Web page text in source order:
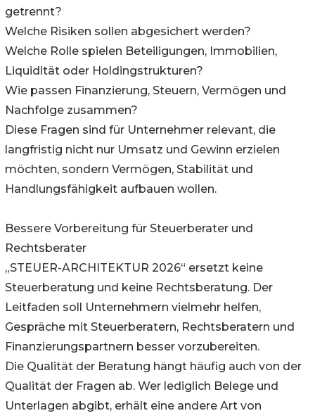
getrennt?
Welche Risiken sollen abgesichert werden?
Welche Rolle spielen Beteiligungen, Immobilien,
Liquidität oder Holdingstrukturen?
Wie passen Finanzierung, Steuern, Vermögen und
Nachfolge zusammen?
Diese Fragen sind für Unternehmer relevant, die
langfristig nicht nur Umsatz und Gewinn erzielen
möchten, sondern Vermögen, Stabilität und
Handlungsfähigkeit aufbauen wollen.
Bessere Vorbereitung für Steuerberater und
Rechtsberater
„STEUER-ARCHITEKTUR 2026“ ersetzt keine
Steuerberatung und keine Rechtsberatung. Der
Leitfaden soll Unternehmern vielmehr helfen,
Gespräche mit Steuerberatern, Rechtsberatern und
Finanzierungspartnern besser vorzubereiten.
Die Qualität der Beratung hängt häufig auch von der
Qualität der Fragen ab. Wer lediglich Belege und
Unterlagen abgibt, erhält eine andere Art von